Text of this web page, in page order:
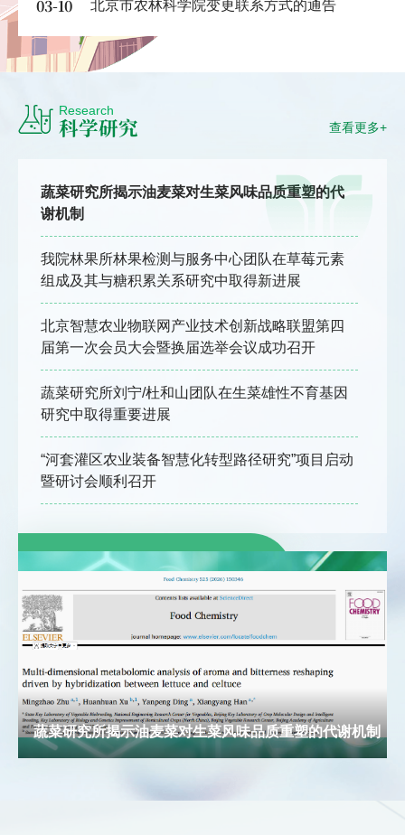
03-10 北京市农林科学院变更联系方式的通告
Research
科学研究 查看更多+
蔬菜研究所揭示油麦菜对生菜风味品质重塑的代
谢机制
我院林果所林果检测与服务中心团队在草莓元素
组成及其与糖积累关系研究中取得新进展
北京智慧农业物联网产业技术创新战略联盟第四
届第一次会员大会暨换届选举会议成功召开
蔬菜研究所刘宁/杜和山团队在生菜雄性不育基因
研究中取得重要进展
“河套灌区农业装备智慧化转型路径研究”项目启动
暨研讨会顺利召开
蔬菜研究所揭示油麦菜对生菜风味品质重塑的代谢机制